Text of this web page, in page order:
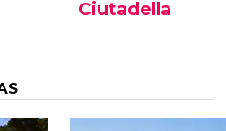
Ciutadella